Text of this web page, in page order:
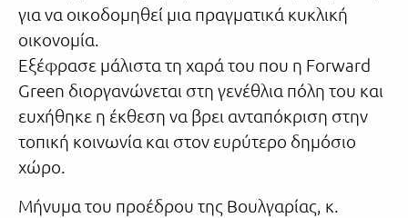
για να οικοδομηθεί μια πραγματικά κυκλική
οικονομία.
Εξέφρασε μάλιστα τη χαρά του που η Forward
Green διοργανώνεται στη γενέθλια πόλη του και
ευχήθηκε η έκθεση να βρει ανταπόκριση στην
τοπική κοινωνία και στον ευρύτερο δημόσιο
χώρο.
Μήνυμα του προέδρου της Βουλγαρίας, κ.